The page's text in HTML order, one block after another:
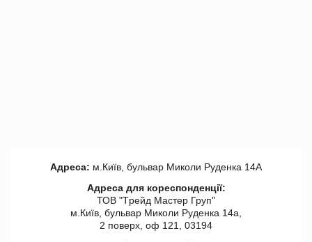
Адреса: м.Київ, бульвар Миколи Руденка 14А
Адреса для кореспонденції:
ТОВ "Tрейд Мастер Груп"
м.Київ, бульвар Миколи Руденка 14а,
2 поверх, оф 121, 03194